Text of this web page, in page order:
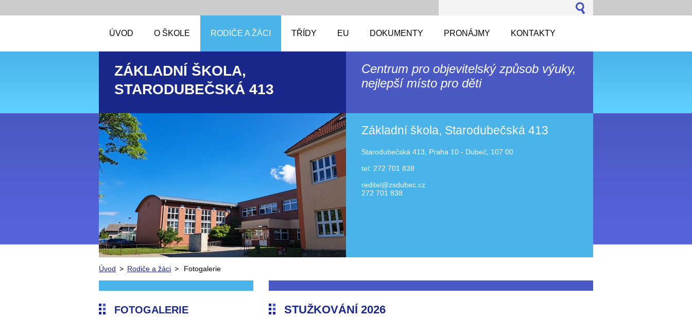
ÚVOD O ŠKOLE RODIČE A ŽÁCI TŘÍDY EU DOKUMENTY PRONÁJMY KONTAKTY
ZÁKLADNÍ ŠKOLA,
STARODUBEČSKÁ 413
Centrum pro objevitelský způsob výuky,
nejlepší místo pro děti
Základní škola, Starodubečská 413
Starodubečská 413, Praha 10 - Dubeč, 107 00
tel: 272 701 838
reditel@zsdubec.cz
272 701 838
Úvod > Rodiče a žáci > Fotogalerie
FOTOGALERIE STUŽKOVÁNÍ 2026